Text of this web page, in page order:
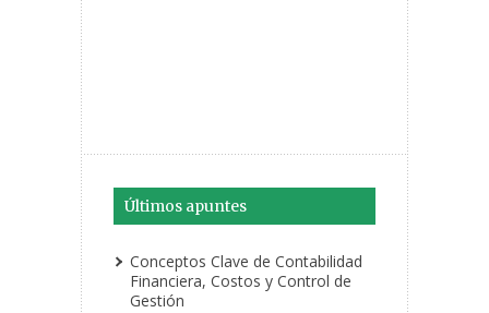
Últimos apuntes
Conceptos Clave de Contabilidad
Financiera, Costos y Control de
Gestión